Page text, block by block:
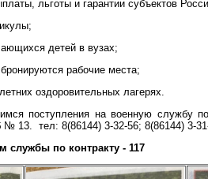
льготы и гарантии субъектов
детей в вузах;
рабочие места;
оздоровительных лагерях.
поступления на военную службу
13. тел: 8(86144) 3-32-56; 8(86144) 3-
службы по контракту - 117